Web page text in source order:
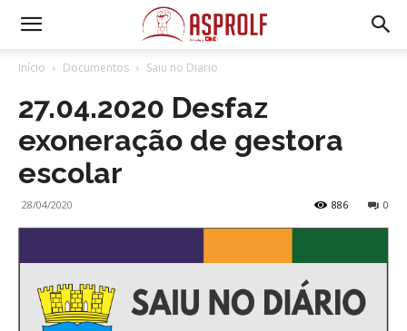
Início Documentos Saiu no Diario
27.04.2020 Desfaz
exoneração de gestora
escolar
28/04/2020 0
886